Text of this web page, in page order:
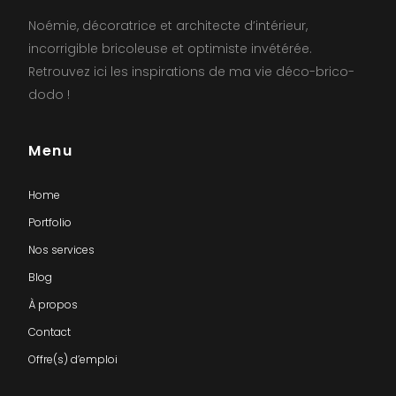
Noémie, décoratrice et architecte d’intérieur,
incorrigible bricoleuse et optimiste invétérée.
Retrouvez ici les inspirations de ma vie déco-brico-
dodo !
Menu
Home
Portfolio
Nos services
Blog
À propos
Contact
Offre(s) d’emploi